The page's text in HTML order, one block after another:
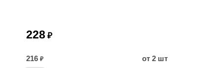
228 ₽
216 ₽
от 2 шт